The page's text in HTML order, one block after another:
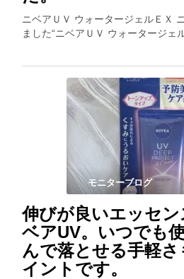
ニベアＵＶ ウォータージェルＥＸ
ました“ニベアＵＶ ウォータージェ
モニターブログ
伸びが良いエッセ
ベアUV。いつでも
んで落とせる手軽
イントです。